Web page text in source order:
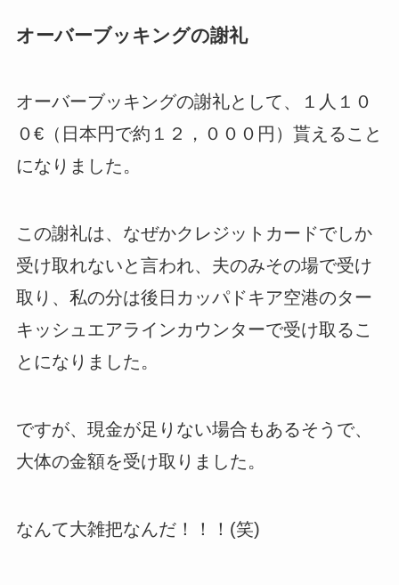
オーバーブッキングの謝礼
オーバーブッキングの謝礼として、１人１０
０€（日本円で約１２，０００円）貰えること
になりました。
この謝礼は、なぜかクレジットカードでしか
受け取れないと言われ、夫のみその場で受け
取り、私の分は後日カッパドキア空港のター
キッシュエアラインカウンターで受け取るこ
とになりました。
ですが、現金が足りない場合もあるそうで、
大体の金額を受け取りました。
なんて大雑把なんだ！！！(笑)